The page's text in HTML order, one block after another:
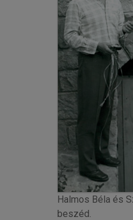
Halmos Béla és
beszéd.